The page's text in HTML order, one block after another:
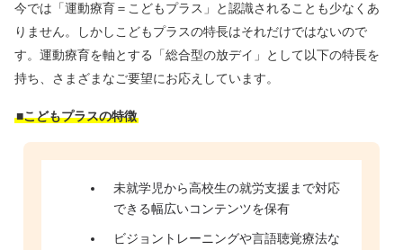
今では「運動療育＝こどもプラス」と認識されることも少なくあ
りません。しかしこどもプラスの特長はそれだけではないので
す。運動療育を軸とする「総合型の放デイ」として以下の特長を
持ち、さまざまなご要望にお応えしています。
■こどもプラスの特徴
未就学児から高校生の就労支援まで対応
できる幅広いコンテンツを保有
ビジョントレーニングや言語聴覚療法な